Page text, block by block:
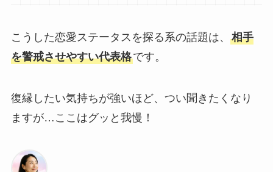
こうした恋愛ステータスを探る系の話題は、 相手
を警戒させやすい代表格です。
復縁したい気持ちが強いほど、つい聞きたくなり
ますが…ここはグッと我慢！